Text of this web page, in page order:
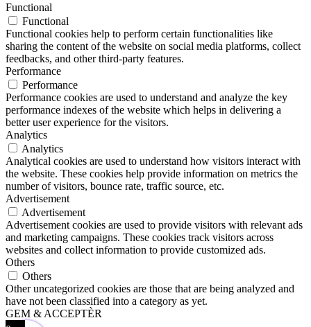
Functional
Functional
Functional cookies help to perform certain functionalities like
sharing the content of the website on social media platforms, collect
feedbacks, and other third-party features.
Performance
Performance
Performance cookies are used to understand and analyze the key
performance indexes of the website which helps in delivering a
better user experience for the visitors.
Analytics
Analytics
Analytical cookies are used to understand how visitors interact with
the website. These cookies help provide information on metrics the
number of visitors, bounce rate, traffic source, etc.
Advertisement
Advertisement
Advertisement cookies are used to provide visitors with relevant ads
and marketing campaigns. These cookies track visitors across
websites and collect information to provide customized ads.
Others
Others
Other uncategorized cookies are those that are being analyzed and
have not been classified into a category as yet.
GEM & ACCEPTÈR